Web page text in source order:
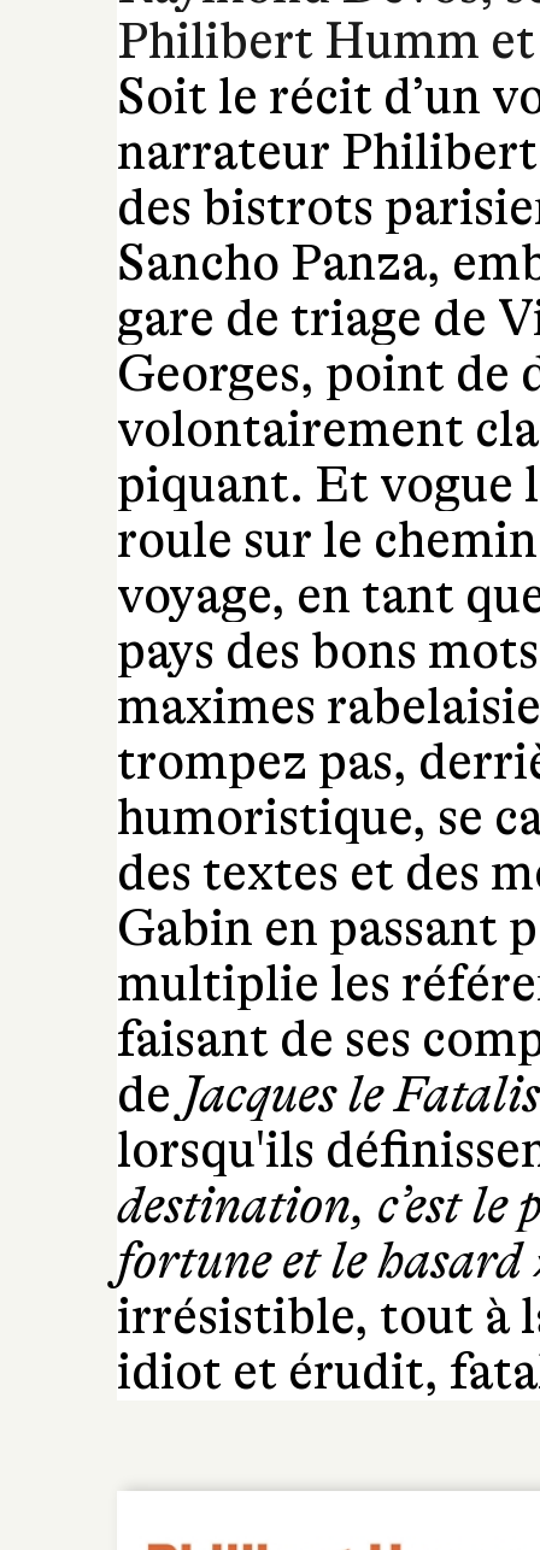
Philibert Humm
Soit le récit d’un
narrateur
des bistrots
Sancho Panza,
gare de triage de
Georges, point de
volontairement
piquant. Et vogue
roule sur le
voyage, en tant
pays des bons
maximes
trompez pas,
humoristique, se
des textes et des
Gabin en passant
multiplie les
faisant de ses
de Jacques le
lorsqu'ils
destination, c’est le
fortune et le hasard
irrésistible, tout à
idiot et érudit,